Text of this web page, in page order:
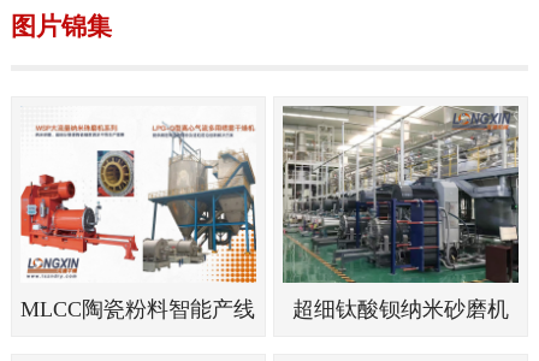
图片锦集
MLCC陶瓷粉料智能产线 超细钛酸钡纳米砂磨机